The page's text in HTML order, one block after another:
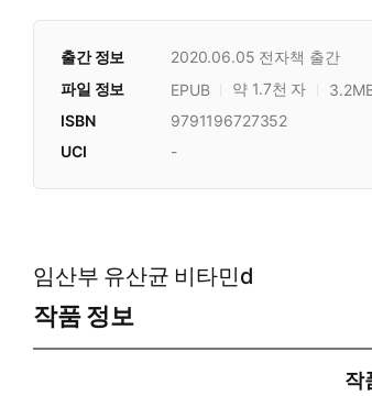
출간 정보 2020.06.05 전자책 출간
파일 정보
EPUB 약 1.7천 자
ISBN
9791196727352
UCI
-
임산부 유산균 비타민d
작품 정보
작